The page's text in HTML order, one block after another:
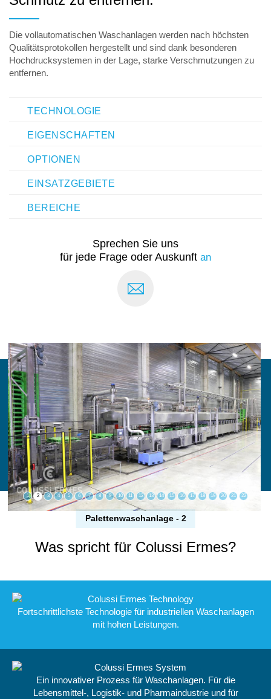
Die vollautomatischen Waschanlagen werden nach höchsten
Qualitätsprotokollen hergestellt und sind dank besonderen
Hochdrucksystemen in der Lage, starke Verschmutzungen zu
entfernen.
TECHNOLOGIE
EIGENSCHAFTEN
OPTIONEN
EINSATZGEBIETE
BEREICHE
Sprechen Sie uns
für jede Frage oder Auskunft an
Palettenwaschanlage - 2
1 2 3 4 5 6 7 8 9 10 11 12 13 14 15 16 17 18 19 20 21 22
Was spricht für Colussi Ermes?
Fortschrittlichste Technologie für industriellen Waschanlagen
mit hohen Leistungen.
Ein innovativer Prozess für Waschanlagen. Für die
Lebensmittel-, Logistik- und Pharmaindustrie und für